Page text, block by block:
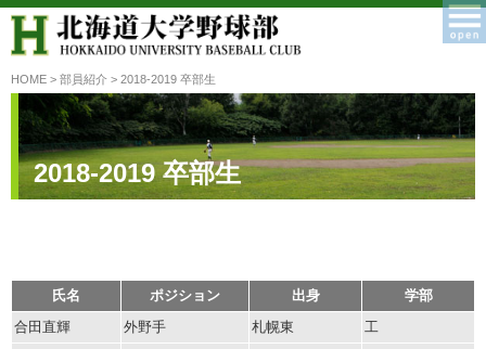
HOME > 部員紹介 > 2018‐2019 卒部生
2018‐2019 卒部生
氏名 ポジション 出身
学部
合田直輝
外野手 札幌東
工